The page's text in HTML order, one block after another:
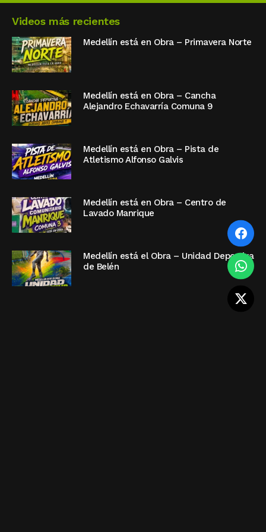
Videos más recientes
Medellín está en Obra – Primavera Norte
Medellín está en Obra – Cancha
Alejandro Echavarría Comuna 9
Medellín está en Obra – Pista de
Atletismo Alfonso Galvis
Medellín está en Obra – Centro de
Lavado Manrique
Medellín está el Obra – Unidad Deportiva
de Belén